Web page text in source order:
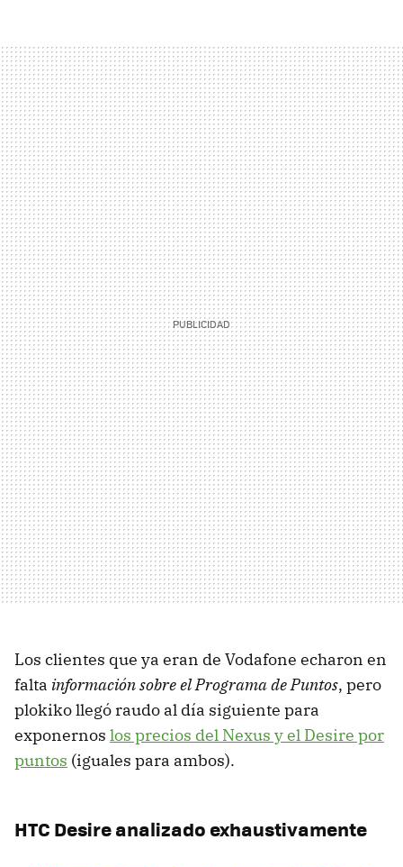
Los clientes que ya eran de Vodafone echaron en
falta información sobre el Programa de Puntos, pero
plokiko llegó raudo al día siguiente para
exponernos los precios del Nexus y el Desire por
puntos (iguales para ambos).
HTC Desire analizado exhaustivamente